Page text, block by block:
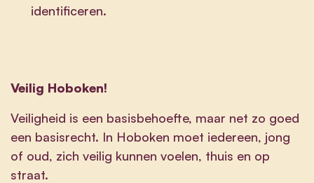
identificeren.
Veilig Hoboken!
Veiligheid is een basisbehoefte, maar net zo goed
een basisrecht. In Hoboken moet iedereen, jong
of oud, zich veilig kunnen voelen, thuis en op
straat.